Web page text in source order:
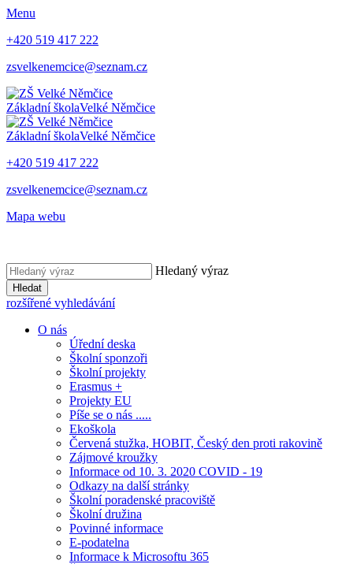
Menu
+420 519 417 222
zsvelkenemcice@seznam.cz
Základní školaVelké Němčice
Základní školaVelké Němčice
+420 519 417 222
zsvelkenemcice@seznam.cz
Mapa webu
Hledaný výraz
Hledat
rozšířené vyhledávání
O nás
Úřední deska
Školní sponzoři
Školní projekty
Erasmus +
Projekty EU
Píše se o nás .....
Ekoškola
Červená stužka, HOBIT, Český den proti rakovině
Zájmové kroužky
Informace od 10. 3. 2020 COVID - 19
Odkazy na další stránky
Školní poradenské pracoviště
Školní družina
Povinné informace
E-podatelna
Informace k Microsoftu 365